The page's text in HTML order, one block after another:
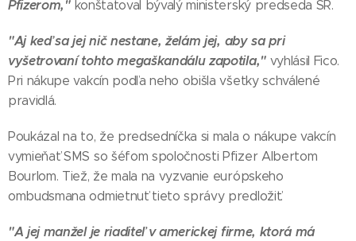
Pfizerom," konštatoval bývalý ministerský predseda SR.
"Aj keď sa jej nič nestane, želám jej, aby sa pri
vyšetrovaní tohto megaškandálu zapotila," vyhlásil Fico.
Pri nákupe vakcín podľa neho obišla všetky schválené
pravidlá.
Poukázal na to, že predsedníčka si mala o nákupe vakcín
vymieňať SMS so šéfom spoločnosti Pfizer Albertom
Bourlom. Tiež, že mala na vyzvanie európskeho
ombudsmana odmietnuť tieto správy predložiť.
"A jej manžel je riaditeľ v americkej firme, ktorá má